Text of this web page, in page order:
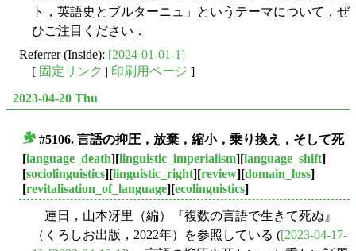
ト，英語史とブルターニュ」というテーマについて，ぜ
ひご注目ください．
Referrer (Inside): [2024-01-01-1]
[ 固定リンク | 印刷用ページ ]
2023-04-20 Thu
#5106. 言語の抑圧，放棄，縮小，乗り換え，そして死
[language_death][linguistic_imperialism][language_shift]
[sociolinguistics][linguistic_right][review][domain_loss]
[revitalisation_of_language][ecolinguistics]
連日，山本冴里（編）『複数の言語で生きて死ぬ』
（くろしお出版，2022年）を参照している ([2023-04-17-